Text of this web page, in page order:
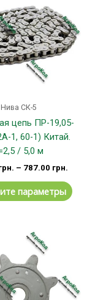
Нива СК-5
цепь ПР-19,05-
1, 60-1) Китай.
/ 5,0 м
– 787.00 грн.
параметры